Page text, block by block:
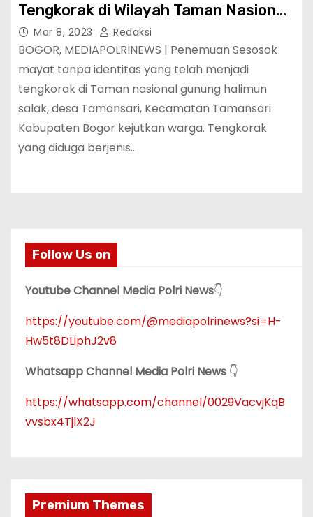
Tengkorak di Wilayah Taman Nasional
Gunung Halimun Salak
Mar 8, 2023 Redaksi
BOGOR, MEDIAPOLRINEWS | Penemuan Sesosok
mayat tanpa identitas yang telah menjadi
tengkorak di Taman nasional gunung halimun
salak, desa Tamansari, Kecamatan Tamansari
Kabupaten Bogor kejutkan warga. Tengkorak
yang diduga berjenis…
Follow Us on
Youtube Channel Media Polri News👇
https://youtube.com/@mediapolrinews?si=H-
Hw5t8DLiphJ2v8
Whatsapp Channel Media Polri News 👇
https://whatsapp.com/channel/0029VacvjKqB
vvsbx4TjlX2J
Premium Themes